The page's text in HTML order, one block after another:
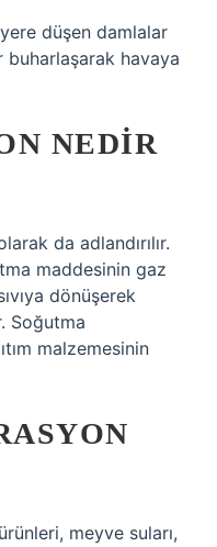
düşen damlalar
buharlaşarak havaya
NEDIR
da adlandırılır.
maddesinin gaz
dönüşerek
Soğutma
malzemesinin
meyve suları,